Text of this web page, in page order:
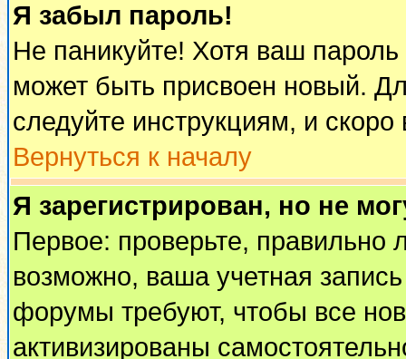
Я забыл пароль!
Не паникуйте! Хотя ваш
может быть присвоен новый.
следуйте инструкциям, и
Вернуться к началу
Я зарегистрирован, но не
Первое: проверьте, правильно
возможно, ваша учетная
форумы требуют, чтобы все
активизированы